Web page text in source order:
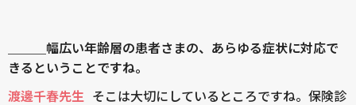
＿＿＿幅広い年齢層の患者さまの、あらゆる症状に対応で
きるということですね。
渡邊千春先生
そこは大切にしているところですね。保険診